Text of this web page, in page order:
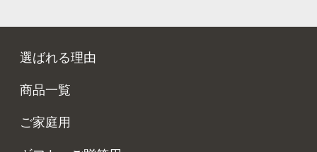
選ばれる理由
商品一覧
ご家庭用